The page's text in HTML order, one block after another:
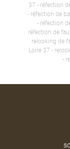
37 - réfection
- réfection de
- réfection
réfection de
relooking de
Loire 37 -
-